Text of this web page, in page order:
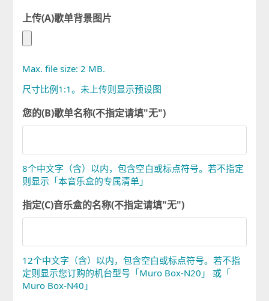
上传(A)歌单背景图片
Max. file size: 2 MB.
尺寸比例1:1。未上传则显示预设图
您的(B)歌单名称(不指定请填"无")
8个中文字（含）以内，包含空白或标点符号。若不指定
则显示「本音乐盒的专属清单」
指定(C)音乐盒的名称(不指定请填"无")
12个中文字（含）以内，包含空白或标点符号。若不指
定则显示您订购的机台型号「Muro Box-N20」 或「
Muro Box-N40」